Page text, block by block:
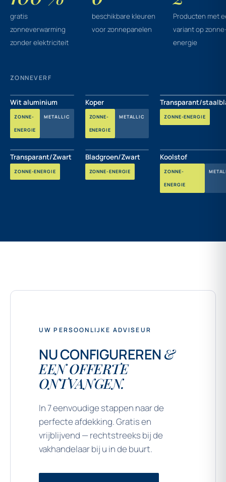
gratis
zonneverwarming
zonder elektriciteit
beschikbare kleuren
voor zonnepanelen
Producten met
variant op
energie
ZONNEVERF
Wit aluminium
ZONNE-
ENERGIE
METALLIC
Koper
ZONNE-
ENERGIE
METALLIC
Transparant/
ZONNE-ENERGIE
Transparant/Zwart
ZONNE-ENERGIE
Bladgroen/Zwart
ZONNE-ENERGIE
Koolstof
ZONNE-
ENERGIE
UW PERSOONLIJKE ADVISEUR
NU CONFIGUREREN&
EEN OFFERTE
ONTVANGEN.
In 7 eenvoudige stappen naar de
perfecte afdekking. Gratis en
vrijblijvend — rechtstreeks bij de
vakhandelaar bij u in de buurt.